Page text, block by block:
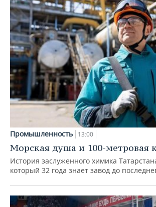
Промышленность 13:00
Морская душа и 100-метровая
История заслуженного химика
который 32 года знает завод до